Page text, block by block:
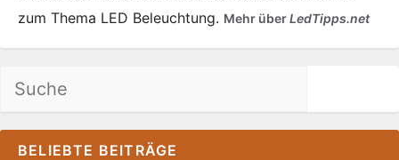
zum Thema LED Beleuchtung. Mehr überLedTipps.net
Suchen
BELIEBTE BEITRÄGE